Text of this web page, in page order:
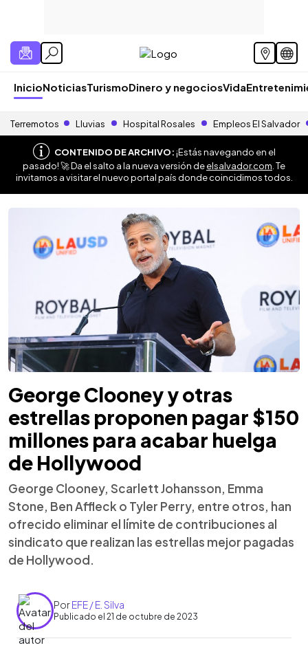
InicioNoticiasTurismoDinero y negociosVida
Terremotos Lluvias Hospital Rosales Empleos El Salvador
CONTENIDO DE ARCHIVO:¡Estás navegando en el
pasado! 🚀 Da el salto a la nueva versión deelsalvador.com . Te
invitamos a visitar el nuevo portal país donde coincidimos todos.
George Clooney y otras
estrellas proponen pagar $150
millones para acabar huelga
de Hollywood
George Clooney, Scarlett Johansson, Emma
Stone, Ben Affleck o Tyler Perry, entre otros, han
ofrecido eliminar el límite de contribuciones al
sindicato que realizan las estrellas mejor pagadas
de Hollywood.
PorEFE / E. Silva
Publicado el 21 de octubre de 2023